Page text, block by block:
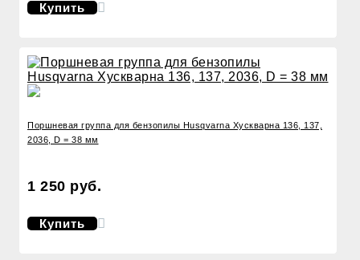
Купить
Поршневая группа для бензопилы Husqvarna Хускварна 136, 137,
2036, D = 38 мм
1 250 руб.
Купить